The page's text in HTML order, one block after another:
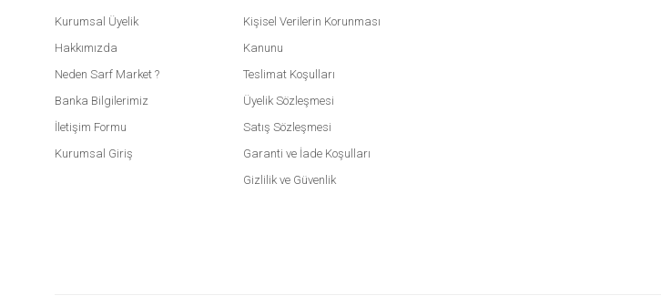
Kurumsal Üyelik
Hakkımızda
Neden Sarf Market ?
Banka Bilgilerimiz
İletişim Formu
Kurumsal Giriş
Kişisel Verilerin Korunması
Kanunu
Teslimat Koşulları
Üyelik Sözleşmesi
Satış Sözleşmesi
Garanti ve İade Koşulları
Gizlilik ve Güvenlik